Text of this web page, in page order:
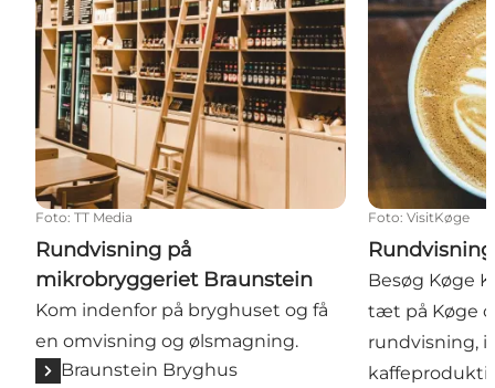
Foto: TT Media
Rundvisning på
mikrobryggeriet Braunstein
Kom indenfor på bryghuset og få
en omvisning og ølsmagning.
Braunstein Bryghus
Foto: VisitKøge
Besøg Køge
tæt på Køge
rundvisning,